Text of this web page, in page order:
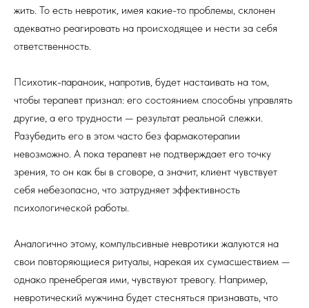
жить. То есть невротик, имея какие-то проблемы, склонен
адекватно реагировать на происходящее и нести за себя
ответственность.
Психотик-параноик, напротив, будет настаивать на том,
чтобы терапевт признал: его состоянием способны управлять
другие, а его трудности — результат реальной слежки.
Разубедить его в этом часто без фармакотерапии
невозможно. А пока терапевт не подтверждает его точку
зрения, то он как бы в сговоре, а значит, клиент чувствует
себя небезопасно, что затрудняет эффективность
психологической работы.
Аналогично этому, компульсивные невротики жалуются на
свои повторяющиеся ритуалы, нарекая их сумасшествием —
однако пренебрегая ими, чувствуют тревогу. Например,
невротический мужчина будет стесняться признавать, что